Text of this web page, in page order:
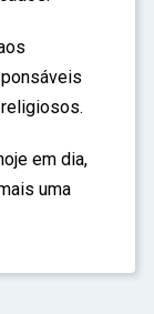
em dia,
uma